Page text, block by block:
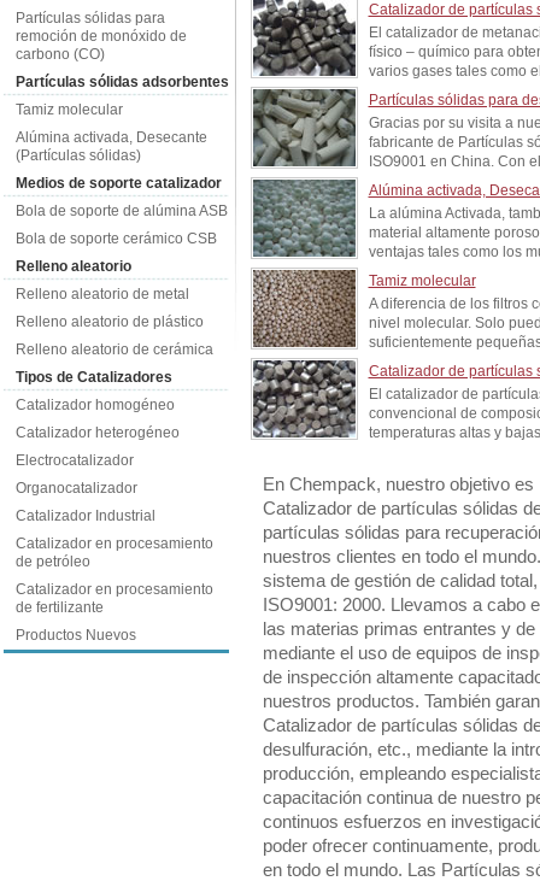
Partículas sólidas para
remoción de monóxido de
carbono (CO)
Partículas sólidas adsorbentes
Tamiz molecular
Alúmina activada, Desecante
(Partículas sólidas)
Medios de soporte catalizador
Bola de soporte de alúmina ASB
Bola de soporte cerámico CSB
Relleno aleatorio
Relleno aleatorio de metal
Relleno aleatorio de plástico
Relleno aleatorio de cerámica
Tipos de Catalizadores
Catalizador homogéneo
Catalizador heterogéneo
Electrocatalizador
Organocatalizador
Catalizador Industrial
Catalizador en procesamiento
de petróleo
Catalizador en procesamiento
de fertilizante
Productos Nuevos
Catalizador de partículas
El catalizador de
físico – químico para
varios gases tales como
Partículas sólidas para
Gracias por su visita a
fabricante de Partículas
ISO9001 en China. Con
Alúmina activada,
La alúmina Activada,
material altamente
ventajas tales como los
Tamiz molecular
A diferencia de los filtros
nivel molecular. Solo
suficientemente
Catalizador de partículas
El catalizador de
convencional de
temperaturas altas y
En Chempack, nuestro objetivo
Catalizador de partículas sólidas
partículas sólidas para
nuestros clientes en todo el
sistema de gestión de calidad
ISO9001: 2000. Llevamos a cabo
las materias primas entrantes y
mediante el uso de equipos de
de inspección altamente
nuestros productos. También
Catalizador de partículas sólidas
desulfuración, etc., mediante la
producción, empleando
capacitación continua de nuestro
continuos esfuerzos en
poder ofrecer continuamente,
en todo el mundo. Las Partículas